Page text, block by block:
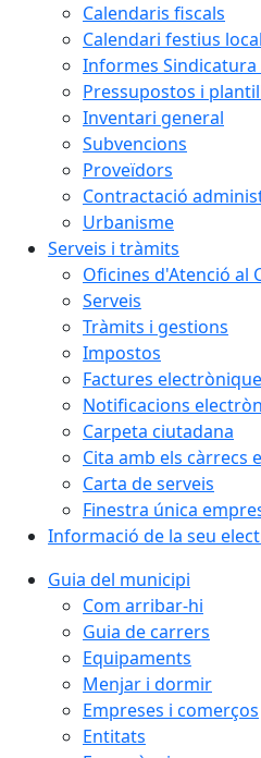
Calendaris fiscals
Calendari festius
Informes Sindicatura
Pressupostos i
Inventari general
Subvencions
Proveïdors
Contractació
Urbanisme
Serveis i tràmits
Oficines d'Atenció al
Serveis
Tràmits i gestions
Impostos
Factures
Notificacions
Carpeta ciutadana
Cita amb els càrrecs
Carta de serveis
Finestra única
Informació de la seu
Guia del municipi
Com arribar-hi
Guia de carrers
Equipaments
Menjar i dormir
Empreses i comerços
Entitats